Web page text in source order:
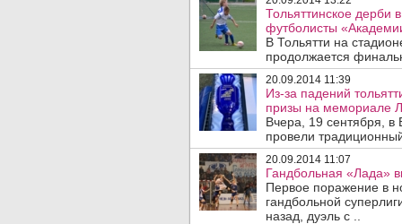
Тольяттинское дерби
футболисты
В Тольятти на
продолжается
20.09.2014 11:39
Из-за падений
призы на мемориале
Вчера, 19 сентября, в
провели
20.09.2014 11:07
Гандбольная «Лада»
Первое поражение в
гандбольной
назад, дуэль с ..